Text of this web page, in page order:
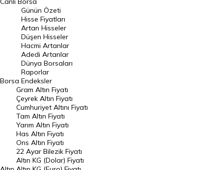
En Çok Artan Hisseler
En Çok Düşen Hisseler
Hacmi Artanlar
Geçmiş Kapanışlar
Dünya Borsaları
Raporlar
Endeksler
DÖVİZ
Döviz Kuru
Dolar Kuru
Borsa
Günün Özeti
Hisse Fiyatları
Artan Hisseler
Düşen Hisseler
Hacmi Artanlar
Adedi Artanlar
Dünya Borsaları
Raporlar
Endeksler
Gram Altın Fiyatı
Çeyrek Altın Fiyatı
Cumhuriyet Altını Fiyatı
Tam Altın Fiyatı
Yarım Altın Fiyatı
Has Altın Fiyatı
Ons Altın Fiyatı
22 Ayar Bilezik Fiyatı
Altın KG (Dolar) Fiyatı